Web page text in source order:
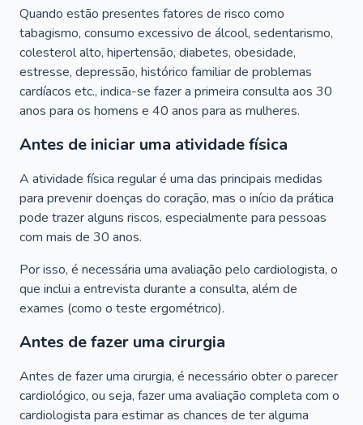
Quando estão presentes fatores de risco como
tabagismo, consumo excessivo de álcool, sedentarismo,
colesterol alto, hipertensão, diabetes, obesidade,
estresse, depressão, histórico familiar de problemas
cardíacos etc., indica-se fazer a primeira consulta aos 30
anos para os homens e 40 anos para as mulheres.
Antes de iniciar uma atividade física
A atividade física regular é uma das principais medidas
para prevenir doenças do coração, mas o início da prática
pode trazer alguns riscos, especialmente para pessoas
com mais de 30 anos.
Por isso, é necessária uma avaliação pelo cardiologista, o
que inclui a entrevista durante a consulta, além de
exames (como o teste ergométrico).
Antes de fazer uma cirurgia
Antes de fazer uma cirurgia, é necessário obter o parecer
cardiológico, ou seja, fazer uma avaliação completa com o
cardiologista para estimar as chances de ter alguma